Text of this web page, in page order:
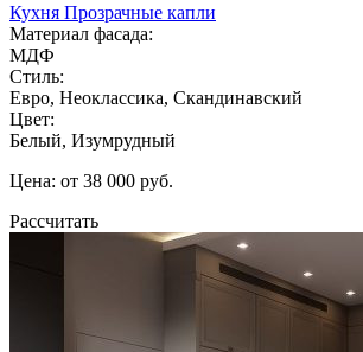
Кухня Прозрачные капли
Материал фасада:
МДФ
Стиль:
Евро, Неоклассика, Скандинавский
Цвет:
Белый, Изумрудный
Цена: от 38 000 руб.
Рассчитать